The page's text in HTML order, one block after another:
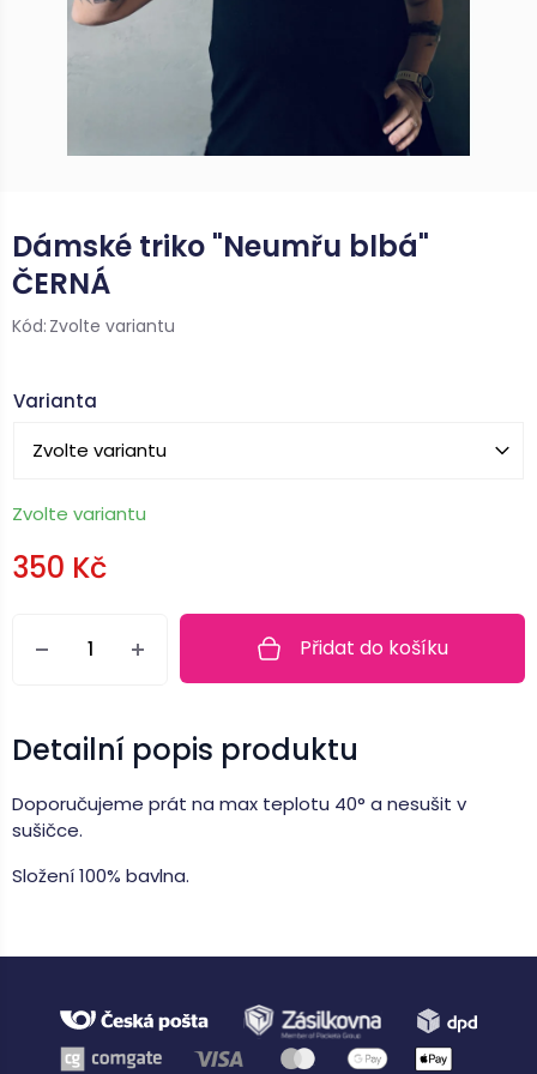
E-mail
Heslo
Přihlásit se
Nová registraceZapomenuté heslo
Dámské triko "Neumřu blbá"
ČERNÁ
Kód: Zvolte variantu
350 Kč
Zvolte variantu
Varianta
Přidat do košíku
Detailní popis produktu
Doporučujeme prát na max teplotu 40° a nesušit v
sušičce.
Složení 100% bavlna.